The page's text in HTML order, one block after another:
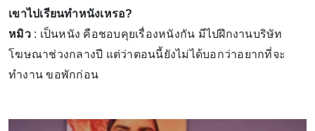
เขาไปเรียนทำหนังเหรอ?
หมิว : เป็นหนัง คือชอบคุยเรื่องหนังกัน มีไปฝึกงานบริษัท
โฆษณาช่วงกลางปี แต่ว่าตอนนี้ยังไม่ได้บอกว่าอยากที่จะ
ทำงาน ขอพักก่อน